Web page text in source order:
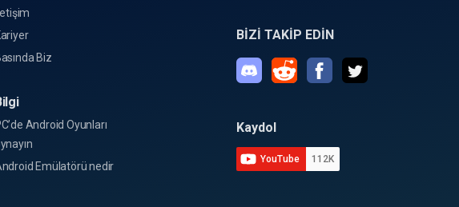
Biz
Android Oyunları
Emülatörü nedir
BİZİ TAKİP EDİN
Kaydol
YouTube 112K